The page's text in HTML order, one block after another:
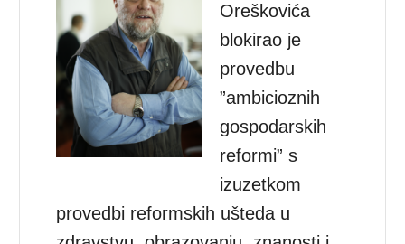
Oreškovića
blokirao je
provedbu
”ambicioznih
gospodarskih
reformi” s
izuzetkom
provedbi reformskih ušteda u